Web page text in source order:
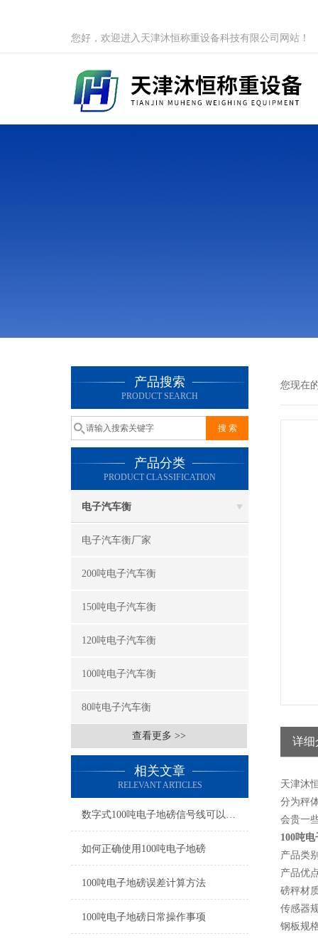
您好，欢迎进入天津沐恒称重设备科技有限公司网站！
产品搜索
PRODUCT SEARCH
产品分类
PRODUCT CLASSIFICATION
电子汽车衡
电子汽车衡厂家
200吨电子汽车衡
150吨电子汽车衡
120吨电子汽车衡
100吨电子汽车衡
80吨电子汽车衡
查看更多 >>
相关文章
RELEVANT ARTICLES
数字式100吨电子地磅信号线可以接多少米
如何正确使用100吨电子地磅
100吨电子地磅误差计算方法
100吨电子地磅日常操作事项
您现在
详细
天津沐
分为秤
会贵一
100吨
产品类
产品优
磅秤材
传感器
钢板规